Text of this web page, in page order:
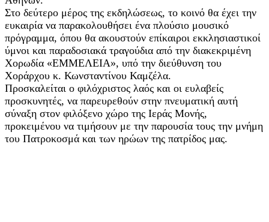
Στο δεύτερο μέρος της εκδηλώσεως, το κοινό θα έχει την
ευκαιρία να παρακολουθήσει ένα πλούσιο μουσικό
πρόγραμμα, όπου θα ακουστούν επίκαιροι εκκλησιαστικοί
ύμνοι και παραδοσιακά τραγούδια από την διακεκριμένη
Χορωδία «ΕΜΜΕΛΕΙΑ», υπό την διεύθυνση του
Χοράρχου κ. Κωνσταντίνου Καμζέλα.
Προσκαλείται ο φιλόχριστος λαός και οι ευλαβείς
προσκυνητές, να παρευρεθούν στην πνευματική αυτή
σύναξη στον φιλόξενο χώρο της Ιεράς Μονής,
προκειμένου να τιμήσουν με την παρουσία τους την μνήμη
του Πατροκοσμά και των ηρώων της πατρίδος μας.